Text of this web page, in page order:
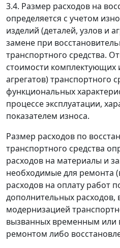
3.4. Размер расходов на
определяется с учетом
изделий (деталей, узлов и
замене при
транспортного средства.
стоимости комплектующих
агрегатов) транспортного
функциональных
процессе эксплуатации,
показателем износа.
Размер расходов по
транспортного средства
расходов на материалы и
необходимые для ремонта
расходов на оплату работ
дополнительных
модернизацией
вызванных временным или
ремонтом либо